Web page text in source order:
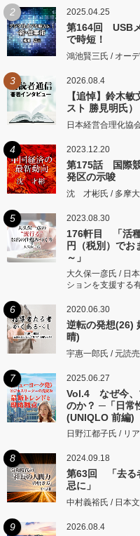
2 2025.04.25
第164回 USB
で時短！
鴻池賢三氏 / オー
3 2026.08.4
【追悼】鈴木
スト 勝見明氏）
日本経営合理化協
4 2023.12.20
第175話 国際競
発区の示唆
沈 才彬氏 / 多摩
5 2023.08.30
176軒目 「活
円（税別）でお
～」
大久保一彦氏 / 日
ションを支援する
6 2020.06.30
逆転の発想(26)
晴)
宇惠一郎氏 / 元読
7 2025.06.27
Vol.4 なぜ今、
のか？ ─「日常
(UNIQLO 前編)
日野江都子氏 / リ
8 2024.09.18
第63回 「去る
忌に」
中村義裕氏 / 日本
9 2026.08.4